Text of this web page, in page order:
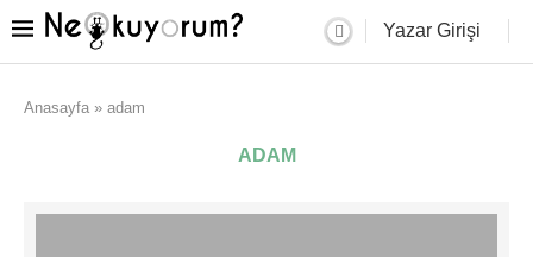
Yazar Girişi
Anasayfa » adam
ADAM